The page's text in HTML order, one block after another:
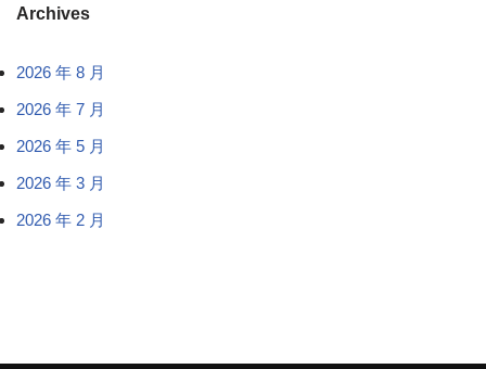
Archives
2026 年 8 月
2026 年 7 月
2026 年 5 月
2026 年 3 月
2026 年 2 月